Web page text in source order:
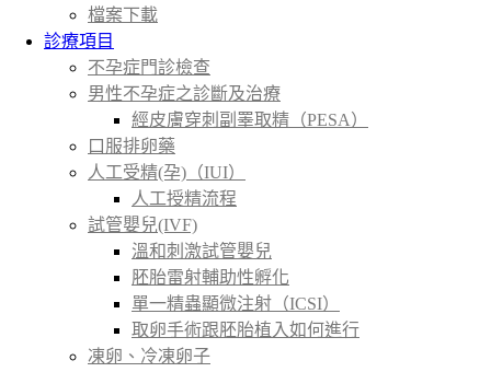
檔案下載
診療項目
不孕症門診檢查
男性不孕症之診斷及治療
經皮膚穿刺副睪取精（PESA）
口服排卵藥
人工受精(孕)（IUI）
人工授精流程
試管嬰兒(IVF)
溫和刺激試管嬰兒
胚胎雷射輔助性孵化
單一精蟲顯微注射（ICSI）
取卵手術跟胚胎植入如何進行
凍卵、冷凍卵子